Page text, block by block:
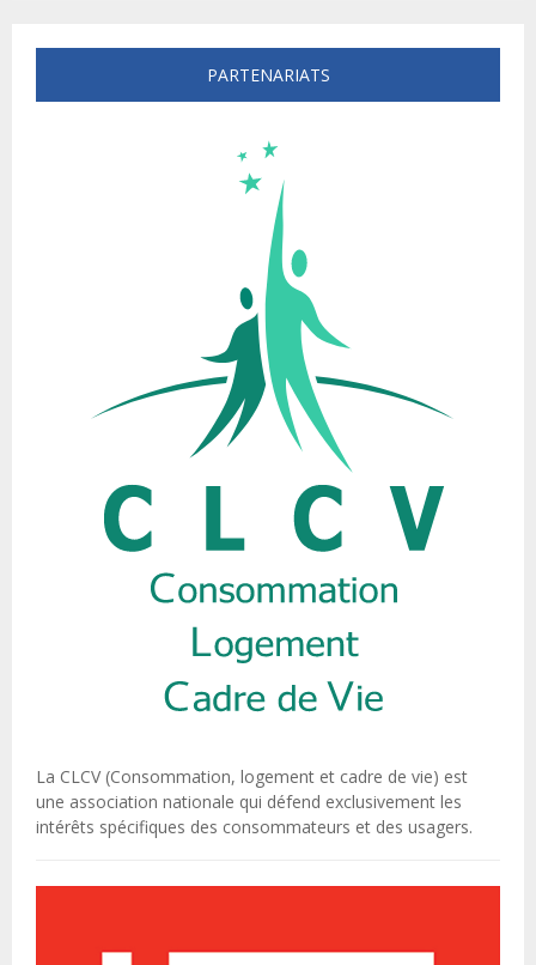
PARTENARIATS
La CLCV (Consommation, logement et cadre de vie) est
une association nationale qui défend exclusivement les
intérêts spécifiques des consommateurs et des usagers.